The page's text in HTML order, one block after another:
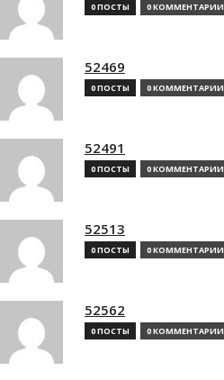
0 ПОСТЫ 0 КОММЕНТАРИИ
52469
0 ПОСТЫ 0 КОММЕНТАРИИ
52491
0 ПОСТЫ 0 КОММЕНТАРИИ
52513
0 ПОСТЫ 0 КОММЕНТАРИИ
52562
0 ПОСТЫ 0 КОММЕНТАРИИ